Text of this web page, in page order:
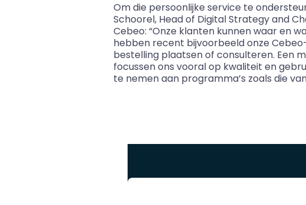
Om die persoonlijke service te
Schoorel, Head of Digital Strategy and
Cebeo: “Onze klanten kunnen waar en
hebben recent bijvoorbeeld onze
bestelling plaatsen of consulteren. Een
focussen ons vooral op kwaliteit en
te nemen aan programma’s zoals die